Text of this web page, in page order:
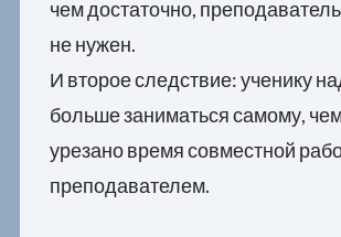
чем достаточно,
не нужен.
И второе следствие: ученику
больше заниматься самому,
урезано время совместной
преподавателем.